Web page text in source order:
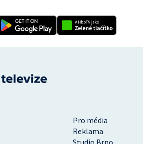
Pro média
Reklama